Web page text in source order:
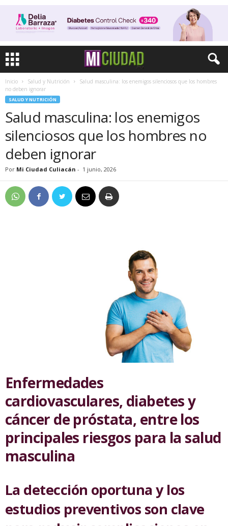
Inicio Salud y Nutrición
Salud masculina: los enemigos silenciosos que los hombres
no deben ignorar
SALUD Y NUTRICIÓN
Salud masculina: los enemigos
silenciosos que los hombres no
deben ignorar
Por Mi Ciudad Culiacán - 1 junio, 2026
Enfermedades
cardiovasculares, diabetes y
cáncer de próstata, entre los
principales riesgos para la salud
masculina
La detección oportuna y los
estudios preventivos son clave